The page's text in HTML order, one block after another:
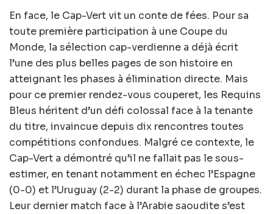
En face, le Cap-Vert vit un conte de fées. Pour sa
toute première participation à une Coupe du
Monde, la sélection cap-verdienne a déjà écrit
l’une des plus belles pages de son histoire en
atteignant les phases à élimination directe. Mais
pour ce premier rendez-vous couperet, les Requins
Bleus héritent d’un défi colossal face à la tenante
du titre, invaincue depuis dix rencontres toutes
compétitions confondues. Malgré ce contexte, le
Cap-Vert a démontré qu’il ne fallait pas le sous-
estimer, en tenant notamment en échec l’Espagne
(0-0) et l’Uruguay (2-2) durant la phase de groupes.
Leur dernier match face à l’Arabie saoudite s’est